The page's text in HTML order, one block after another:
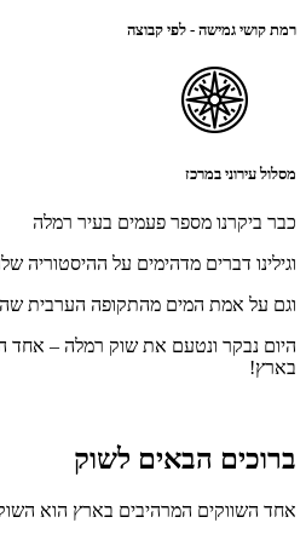
רמת קושי גמישה - לפי קבוצה
מסלול עירוני במרכז
כבר ביקרנו מספר פעמים בעיר רמלה
וגילינו דברים מדהימים על ההיסטוריה
וגם על אמת המים מהתקופה הערבית
היום נבקר ונטעם את שוק רמלה – אחד
בארץ!
ברוכים הבאים לשוק
אחד השווקים המרהיבים בארץ הוא